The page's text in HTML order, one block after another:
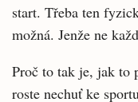
start. Třeba ten
možná. Jenže ne
Proč to tak je, jak to
roste nechuť ke